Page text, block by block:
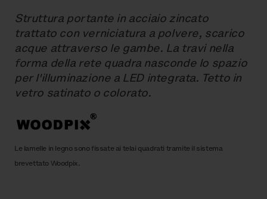
Struttura portante in acciaio zincato
trattato con verniciatura a polvere, scarico
acque attraverso le gambe. La travi nella
forma della rete quadra nasconde lo spazio
per l'illuminazione a LED integrata. Tetto in
vetro satinato o colorato.
Le lamelle in legno sono fissate ai telai quadrati tramite il sistema
brevettato Woodpix.